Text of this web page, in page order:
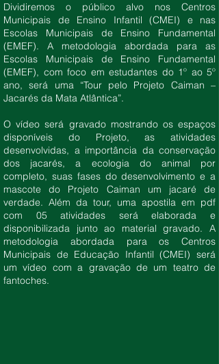
Dividiremos o público alvo nos Centros
Municipais de Ensino Infantil (CMEI) e nas
Escolas Municipais de Ensino Fundamental
(EMEF). A metodologia abordada para as
Escolas Municipais de Ensino Fundamental
(EMEF), com foco em estudantes do 1º ao 5º
ano, será uma “Tour pelo Projeto Caiman –
Jacarés da Mata Atlântica”.
O vídeo será gravado mostrando os espaços
disponíveis do Projeto, as atividades
desenvolvidas, a importância da conservação
dos jacarés, a ecologia do animal por
completo, suas fases do desenvolvimento e a
mascote do Projeto Caiman um jacaré de
verdade. Além da tour, uma apostila em pdf
com 05 atividades será elaborada e
disponibilizada junto ao material gravado. A
metodologia abordada para os Centros
Municipais de Educação Infantil (CMEI) será
um vídeo com a gravação de um teatro de
fantoches.